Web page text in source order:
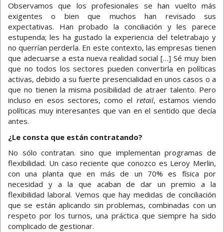
Observamos que los profesionales se han vuelto más
exigentes o bien que muchos han revisado sus
expectativas. Han probado la conciliación y les parece
estupenda; les ha gustado la experiencia del teletrabajo y
no querrían perderla. En este contexto, las empresas tienen
que adecuarse a esta nueva realidad social […] Sé muy bien
que no todos los sectores pueden convertirla en políticas
activas, debido a su fuerte presencialidad en unos casos o a
que no tienen la misma posibilidad de atraer talento. Pero
incluso en esos sectores, como el retail, estamos viendo
políticas muy interesantes que van en el sentido que decía
antes.
¿Le consta que están contratando?
No sólo contratan. sino que implementan programas de
flexibilidad. Un caso reciente que conozco es Leroy Merlin,
con una planta que en más de un 70% es física por
necesidad y a la que acaban de dar un premio a la
flexibilidad laboral. Vemos que hay medidas de conciliación
que se están aplicando sin problemas, combinadas con un
respeto por los turnos, una práctica que siempre ha sido
complicado de gestionar.